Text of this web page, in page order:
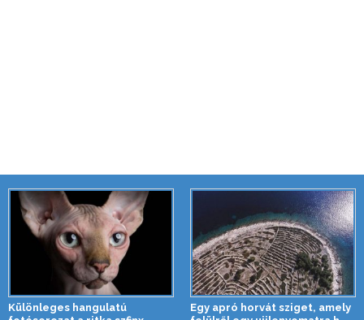
Különleges hangulatú
Egy apró horvát sziget, amely